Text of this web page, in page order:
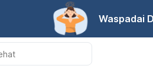
Waspadai